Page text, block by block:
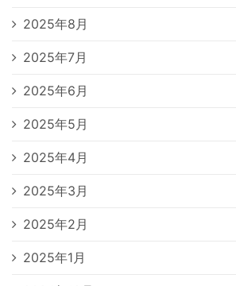
2025年8月
2025年7月
2025年6月
2025年5月
2025年4月
2025年3月
2025年2月
2025年1月